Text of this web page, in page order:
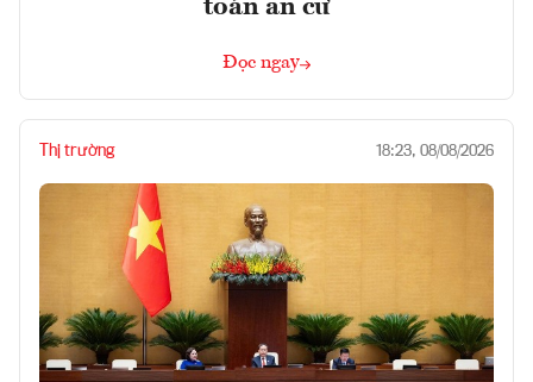
toán an cư
Đọc ngay
Thị trường 18:23, 08/08/2026